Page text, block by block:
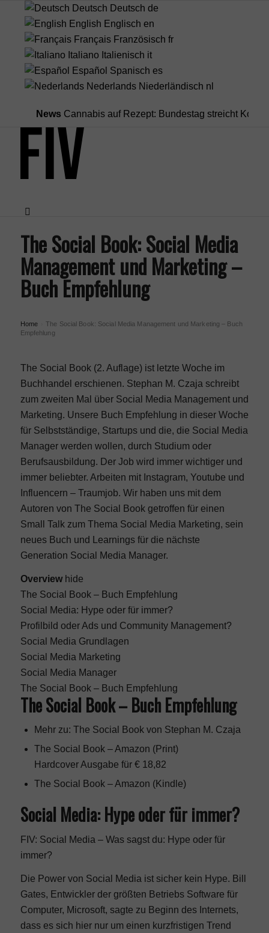
Deutsch Deutsch de
English Englisch en
Français Französisch fr
Italiano Italienisch it
Español Spanisch es
Nederlands Niederländisch nl
Cannabis auf Rezept: Bundestag streicht
Menü
The Social Book: Social Media
Management und Marketing –
Buch Empfehlung
Home
The Social Book: Social Media Management und Marketing – Buch
Empfehlung
The Social Book (2. Auflage) ist letzte Woche im
Buchhandel erschienen. Stephan M. Czaja schreibt
zum zweiten Mal über Social Media Management und
Marketing. Unsere Buch Empfehlung in dieser Woche
für Selbstständige, Startups und die, die Social Media
Manager werden wollen, durch Studium oder
Berufsausbildung. Der Job wird immer wichtiger und
immer beliebter. Arbeiten mit Instagram, Youtube und
Influencern – Traumjob. Wir haben uns mit dem
Autoren von The Social Book getroffen für einen
Small Talk zum Thema Social Media Marketing, sein
neues Buch und Learnings für die nächste
Generation Social Media Manager.
Overview hide
The Social Book – Buch Empfehlung
Social Media: Hype oder für immer?
Profilbild oder Ads und Community Management?
Social Media Grundlagen
Social Media Marketing
Social Media Manager
The Social Book – Buch Empfehlung
The Social Book – Buch Empfehlung
Mehr zu: The Social Book von Stephan M. Czaja
The Social Book– Amazon (Print)
Hardcover Ausgabe für € 18,82
The Social Book– Amazon (Kindle)
Social Media: Hype oder für immer?
FIV: Social Media – Was sagst du: Hype oder für
immer?
Die Power von Social Media ist sicher kein Hype. Bill
Gates, Entwickler der größten Betriebs Software für
Computer, Microsoft, sagte zu Beginn des Internets,
dass es sich hier nur um einen kurzfristigen Trend